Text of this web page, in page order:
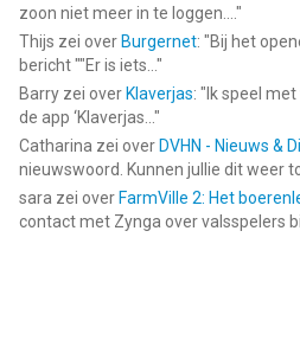
zoon niet meer in te loggen.... "
Thijs zei over Burgernet: "Bij het
bericht ""Er is iets... "
Barry zei over Klaverjas: " Ik speel
de app ‘Klaverjas... "
Catharina zei over DVHN - Nieuws &
nieuwswoord. Kunnen jullie dit weer
sara zei over FarmVille 2: Het
contact met Zynga over valsspelers bij